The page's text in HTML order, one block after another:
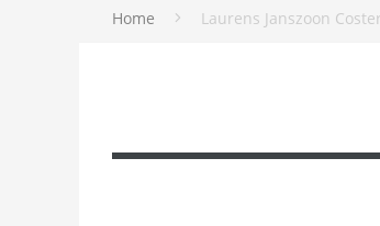
Home Laurens Janszoon Coster